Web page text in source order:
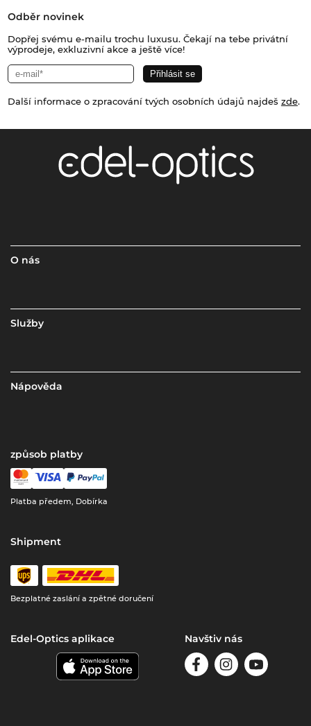
Odběr novinek
Dopřej svému e-mailu trochu luxusu. Čekají na tebe privátní
výprodeje, exkluzivní akce a ještě více!
Další informace o zpracování tvých osobních údajů najdeš zde.
O nás
Služby
Nápověda
způsob platby
Platba předem, Dobírka
Shipment
Bezplatné zaslání a zpětné doručení
Edel-Optics aplikace Navštiv nás